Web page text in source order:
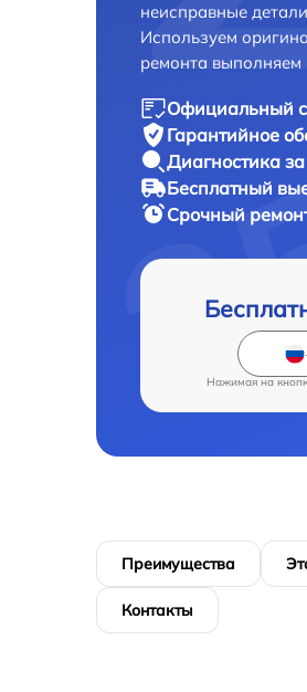
неисправные
Используем
ремонта выполняем
Официальный
Гарантийное
Диагностика
Бесплатный
Срочный
Нажимая на
Преимущества
Контакты